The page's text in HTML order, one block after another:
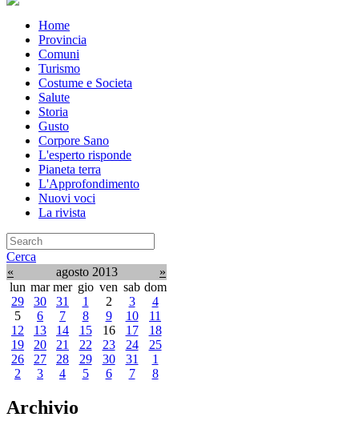
Home
Provincia
Comuni
Turismo
Costume e Societa
Salute
Storia
Gusto
Corpore Sano
L'esperto risponde
Pianeta terra
L'Approfondimento
Nuovi voci
La rivista
Cerca
«
agosto 2013
»
lun mar mer gio ven sab dom
29
30 31 1 2 3
4
5
6 7 8 9 10
11
12
13 14 15 16 17
18
19
20 21 22 23 24
25
26
27 28 29 30 31
1
2
3 4 5 6 7 8
Archivio